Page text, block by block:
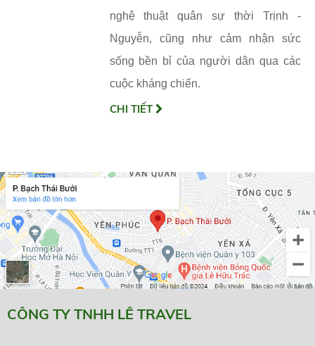
nghệ thuật quân sự thời Trịnh -
Nguyễn, cũng như cảm nhận sức
sống bền bỉ của người dân qua các
cuộc kháng chiến.
CHI TIẾT
CÔNG TY TNHH LÊ TRAVEL